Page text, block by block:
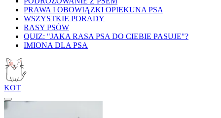
PRAWA I OBOWIĄZKI OPIEKUNA PSA
WSZYSTKIE PORADY
RASY PSÓW
QUIZ: "JAKA RASA PSA DO CIEBIE PASUJE"?
IMIONA DLA PSA
KOT